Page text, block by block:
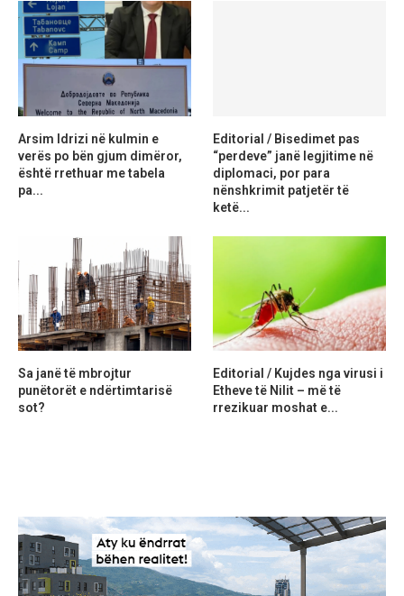
Arsim Idrizi në kulmin e
verës po bën gjum dimëror,
është rrethuar me tabela
pa...
Editorial / Bisedimet pas
“perdeve” janë legjitime në
diplomaci, por para
nënshkrimit patjetër të
ketë...
Sa janë të mbrojtur
punëtorët e ndërtimtarisë
sot?
Editorial / Kujdes nga virusi i
Etheve të Nilit – më të
rrezikuar moshat e...